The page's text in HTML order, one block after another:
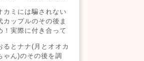
愛ドラマな恋がした
カミには騙されない
カップルのその後ま
！実際に付き合って
の活動は？
るとナナ(月とオオカ
ゃん)のその後を調